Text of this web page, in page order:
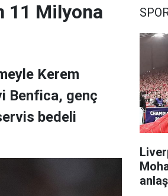
11 Milyona
Kerem
Benfica, genç
bedeli